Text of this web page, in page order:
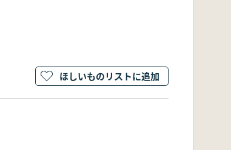
ほしいものリストに追加